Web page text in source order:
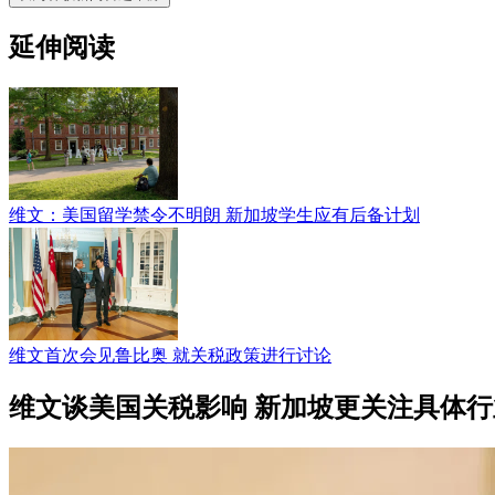
延伸阅读
维文：美国留学禁令不明朗 新加坡学生应有后备计划
维文首次会见鲁比奥 就关税政策进行讨论
维文谈美国关税影响 新加坡更关注具体